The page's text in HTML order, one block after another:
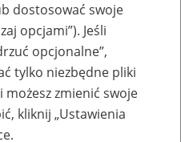
lub
pracy
dostosować swoje
opcjami”). Jeśli
opcjonalne”,
tylko niezbędne pliki
możesz zmienić swoje
kliknij „Ustawienia